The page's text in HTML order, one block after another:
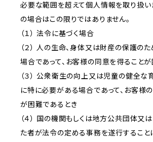
必要な範囲を超えて個人情報を取り扱い
の場合はこの限りではありません。
（１） 法令に基づく場合
（２） 人の生命、身体又は財産の保護の
場合であって、お客様の同意を得ること
（３） 公衆衛生の向上又は児童の健全な
に特に必要がある場合であって、お客様
が困難であるとき
（４） 国の機関もしくは地方公共団体又
た者が法令の定める事務を遂行すること